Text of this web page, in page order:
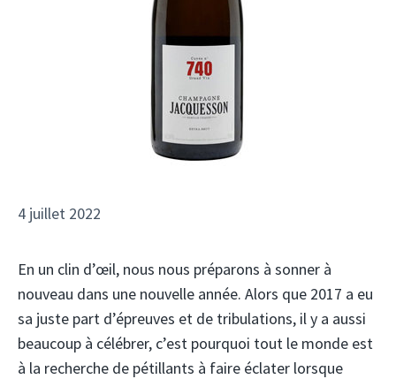
4 juillet 2022
En un clin d’œil, nous nous préparons à sonner à
nouveau dans une nouvelle année. Alors que 2017 a eu
sa juste part d’épreuves et de tribulations, il y a aussi
beaucoup à célébrer, c’est pourquoi tout le monde est
à la recherche de pétillants à faire éclater lorsque